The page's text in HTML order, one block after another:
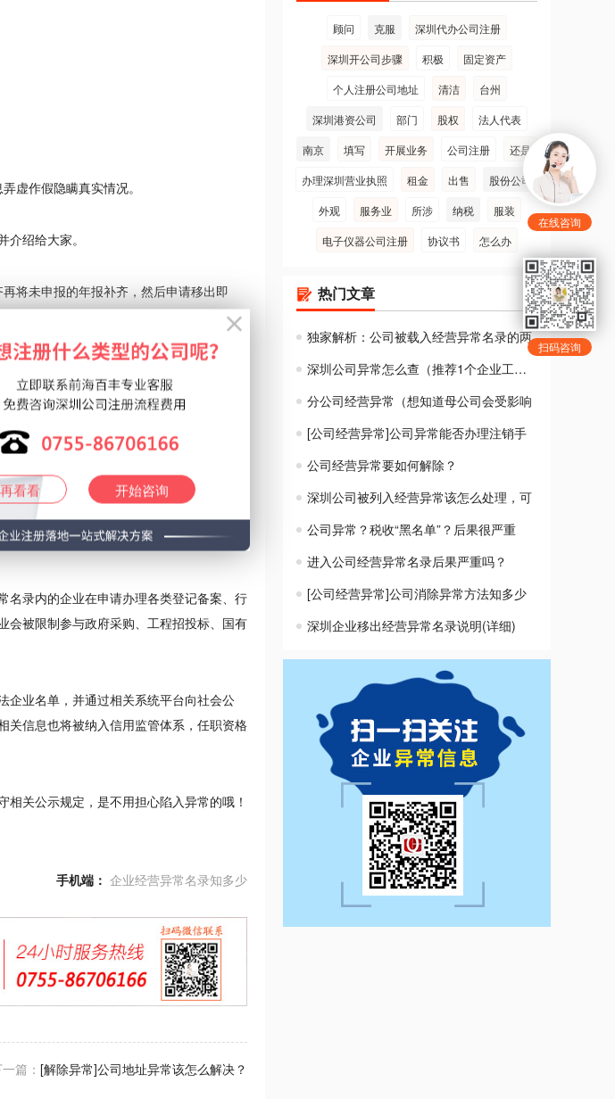
虚作假隐瞒真实情况。
介绍给大家。
将未申报的年报补齐，然后申请移出即
元罚款。
址证明文件。如果已经进入异常名录，需
料才能解除异常，具体解决办法以市场监
常名录管理办法》中的相关规定，按要求整
名录内的企业在申请办理各类登记备案、行
会被限制参与政府采购、工程招投标、国有
企业名单，并通过相关系统平台向社会公
关信息也将被纳入信用监管体系，任职资格
关公示规定，是不用担心陷入异常的哦！
手机端： 企业经营异常名录知多少
篇： [解除异常]公司地址异常该怎么解决？
顾问 克服
深圳代办公司注册
深圳开公司步骤
积极
固定资产
个人注册公司地址
清洁
台州
深圳港资公司
部门 股权
法人代表
南京
填写 开展业务 公司注册
还是
办理深圳营业执照
租金 出售
股份公司
外观
服务业 所涉 纳税
服装
电子仪器公司注册
协议书 怎么办
热门文章
独家解析：公司被载入经营异常名录的两
深圳公司异常怎么查（推荐1个企业工商信
分公司经营异常（想知道母公司会受影响
[公司经营异常]公司异常能否办理注销手
公司经营异常要如何解除？
深圳公司被列入经营异常该怎么处理，可
公司异常？税收“黑名单”？后果很严重
进入公司经营异常名录后果严重吗？
[公司经营异常]公司消除异常方法知多少
深圳企业移出经营异常名录说明(详细)
在线咨询
扫码咨询
看看 开始咨询